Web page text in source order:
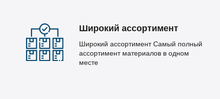
Широкий ассортимент
Широкий ассортимент Самый полный
ассортимент материалов в одном
месте